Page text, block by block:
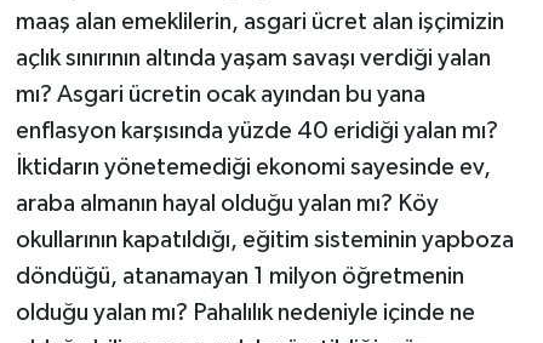
maaş alan emeklilerin, asgari ücret alan işçimizin
açlık sınırının altında yaşam savaşı verdiği yalan
mı? Asgari ücretin ocak ayından bu yana
enflasyon karşısında yüzde 40 eridiği yalan mı?
İktidarın yönetemediği ekonomi sayesinde ev,
araba almanın hayal olduğu yalan mı? Köy
okullarının kapatıldığı, eğitim sisteminin yapboza
döndüğü, atanamayan 1 milyon öğretmenin
olduğu yalan mı? Pahalılık nedeniyle içinde ne